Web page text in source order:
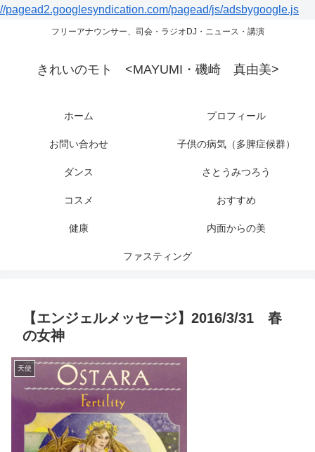
//pagead2.googlesyndication.com/pagead/js/adsbygoogle.js
フリーアナウンサー、司会・ラジオDJ・ニュース・講演
きれいのモト <MAYUMI・磯崎 真由美>
ホーム プロフィール
お問い合わせ 子供の病気（多脾症候群）
ダンス さとうみつろう
コスメ おすすめ
健康 内面からの美
ファスティング
【エンジェルメッセージ】2016/3/31 春
の女神
天使